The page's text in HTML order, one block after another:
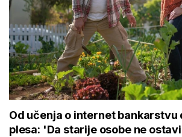
Od učenja o internet bankarstvu
plesa: 'Da starije osobe ne